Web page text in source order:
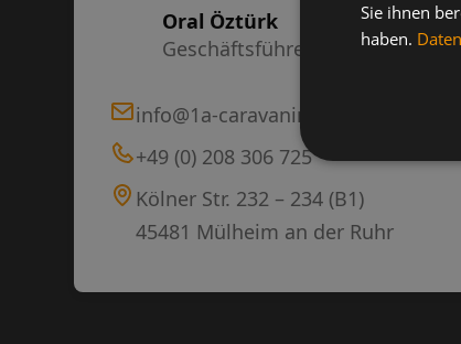
Oral Öztürk
Geschäftsführer
info@1a-caravaning.de
+49 (0) 208 306 725
Kölner Str. 232 – 234 (B1)
45481 Mülheim an der Ruhr
Sie ihnen
haben.